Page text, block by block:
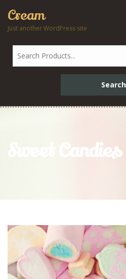
Cream
Just another WordPress site
Sweet Candies